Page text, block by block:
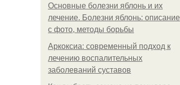
Основные болезни яблонь и их
лечение. Болезни яблонь: описание
с фото, методы борьбы
Аркоксиа: современный подход к
лечению воспалительных
заболеваний суставов